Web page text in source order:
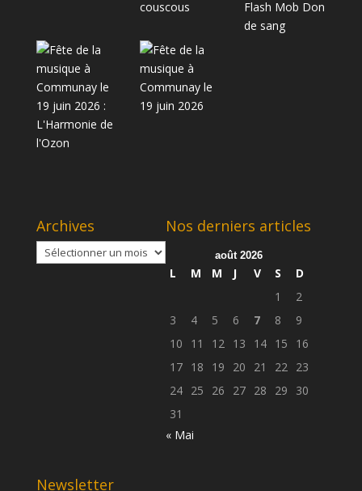
Archives
Archives
Nos derniers articles
août 2026
L M M J V S
D
1
2
3
4 5 6 7 8
9
10
11 12 13 14 15
16
17 18 19 20 21 22
23
24 25 26 27 28 29
30
31
« Mai
Newsletter